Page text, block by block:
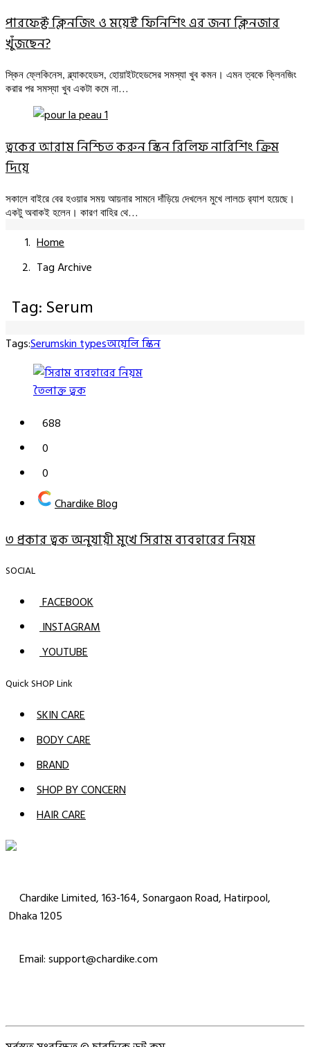
পারফেক্ট ক্লিনজিং ও ময়েস্ট ফিনিশিং এর জন্য ক্লিনজার
খুঁজছেন?
স্কিন ফ্লেকিনেস, ব্ল্যাকহেডস, হোয়াইটহেডসের সমস্যা খুব কমন। এমন ত্বকে ক্লিনজিং
করার পর সমস্যা খুব একটা কমে না…
ত্বকের আরাম নিশ্চিত করুন স্কিন রিলিফ নারিশিং ক্রিম
দিয়ে
সকালে বাইরে বের হওয়ার সময় আয়নার সামনে দাঁড়িয়ে দেখলেন মুখে লালচে র‍্যাশ হয়েছে।
একটু অবাকই হলেন। কারণ বাহির থে…
Home
Tag Archive
Tag: Serum
Tags:Serumskin typesঅয়েলি স্কিন
তৈলাক্ত ত্বক
688
0
0
Chardike Blog
৩ প্রকার ত্বক অনুযায়ী মুখে সিরাম ব্যবহারের নিয়ম
SOCIAL
FACEBOOK
INSTAGRAM
YOUTUBE
Quick SHOP Link
SKIN CARE
BODY CARE
BRAND
SHOP BY CONCERN
HAIR CARE
Chardike Limited, 163-164, Sonargaon Road, Hatirpool,
Dhaka 1205
Email: support@chardike.com